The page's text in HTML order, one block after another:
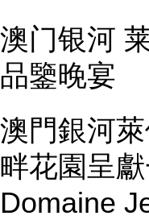
澳门银河
品鑒晚宴
澳門銀河
畔花園呈
Domaine